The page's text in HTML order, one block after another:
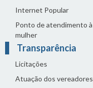
Internet Popular
Ponto de atendimento à
mulher
Transparência
Licitações
Atuação dos vereadores